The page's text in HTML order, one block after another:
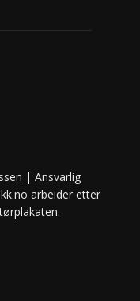
| Ansvarlig
arbeider etter